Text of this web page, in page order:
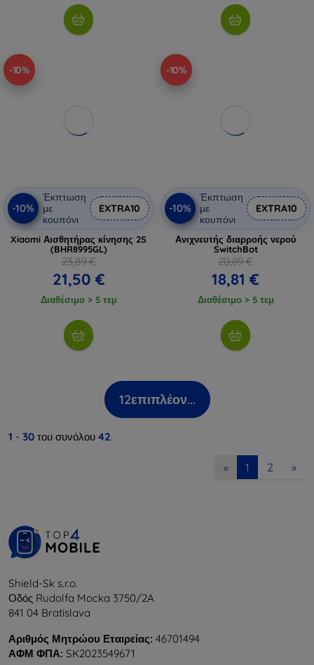
-10%
-10%
Έκπτωση
με
κουπόνι
EXTRA10
Xiaomi Αισθητήρας κίνησης 2S
(BHR8995GL)
23,89 €
21,50 €
Διαθέσιμο > 5 τεμ
-10%
-10%
Έκπτωση
με
κουπόνι
EXTRA10
Ανιχνευτής διαρροής νερού
SwitchBot
20,89 €
18,81 €
Διαθέσιμο > 5 τεμ
12επιπλέον...
1 - 30 του συνόλου 42.
« 1 2 »
Shield-Sk s.r.o.
Οδός Rudolfa Mocka 3750/2A
841 04 Bratislava
Αριθμός Μητρώου Εταιρείας: 46701494
ΑΦΜ ΦΠΑ: SK2023549671